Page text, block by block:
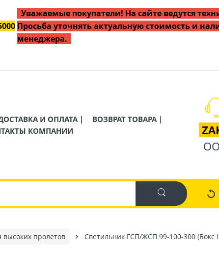
Уважаемые покупатели! На сайте ведутся
Просьба уточнять актуальную стоимость и
менеджера.
И ОПЛАТА |
ВОЗВРАТ ТОВАРА |
КОМПАНИИ
высоких пролетов Светильник ГСП/ЖСП 99-100-300 (Бокс